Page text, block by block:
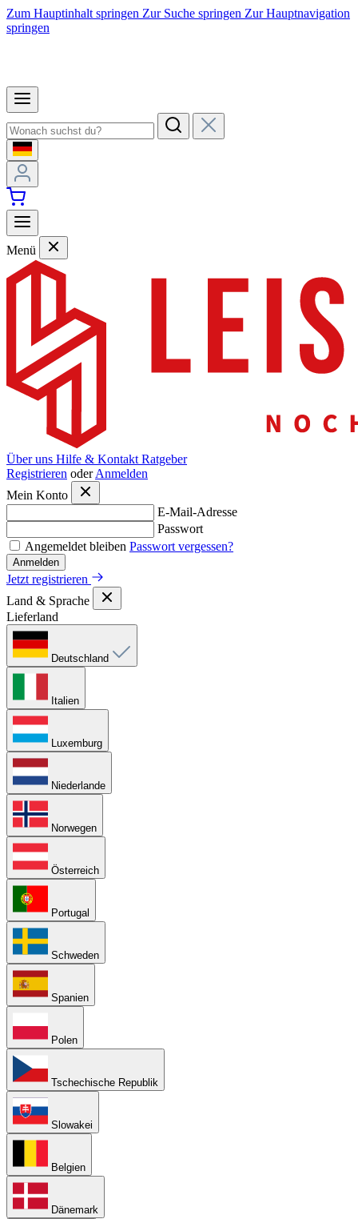
Zum Hauptinhalt springen Zur Suche springen Zur Hauptnavigation
springen
Menü
Über uns Hilfe & Kontakt Ratgeber
Registrieren oder Anmelden
Mein Konto
E-Mail-Adresse
Passwort
Angemeldet bleiben Passwort vergessen?
Anmelden
Jetzt registrieren
Land & Sprache
Lieferland
Deutschland
Italien
Luxemburg
Niederlande
Norwegen
Österreich
Portugal
Schweden
Spanien
Polen
Tschechische Republik
Slowakei
Belgien
Dänemark